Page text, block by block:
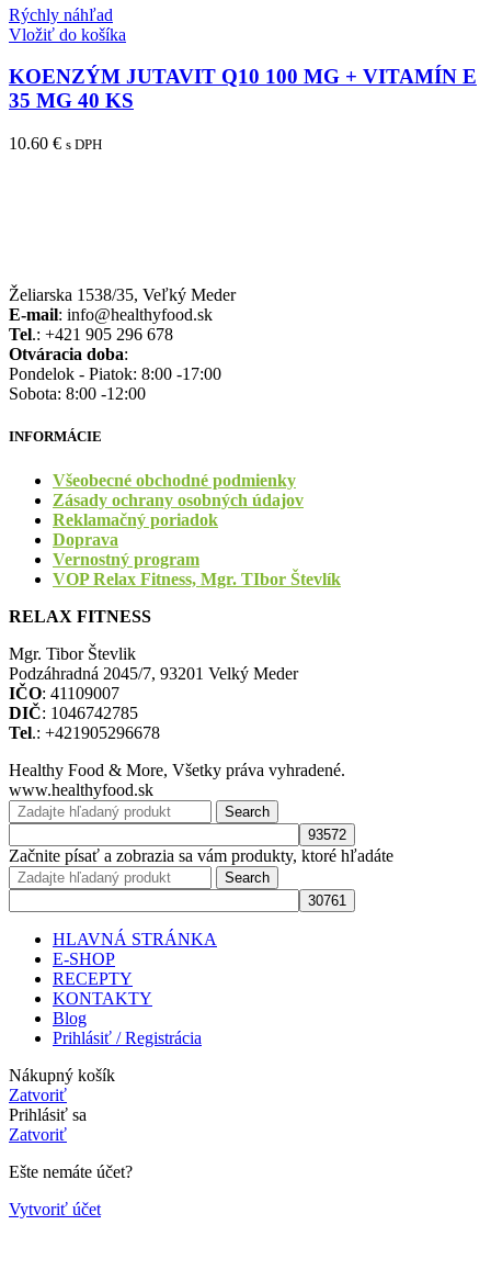
Rýchly náhľad
Vložiť do košíka
KOENZÝM JUTAVIT Q10 100 MG + VITAMÍN E
35 MG 40 KS
10.60 € s DPH
Želiarska 1538/35, Veľký Meder
E-mail: info@healthyfood.sk
Tel.: +421 905 296 678
Otváracia doba:
Pondelok - Piatok: 8:00 -17:00
Sobota: 8:00 -12:00
INFORMÁCIE
Všeobecné obchodné podmienky
Zásady ochrany osobných údajov
Reklamačný poriadok
Doprava
Vernostný program
VOP Relax Fitness, Mgr. TIbor Števlík
RELAX FITNESS
Mgr. Tibor Števlik
Podzáhradná 2045/7, 93201 Velký Meder
IČO: 41109007
DIČ: 1046742785
Tel.: +421905296678
Healthy Food & More, Všetky práva vyhradené.
www.healthyfood.sk
Search
Začnite písať a zobrazia sa vám produkty, ktoré hľadáte
Search
HLAVNÁ STRÁNKA
E-SHOP
RECEPTY
KONTAKTY
Blog
Prihlásiť / Registrácia
Nákupný košík
Zatvoriť
Prihlásiť sa
Zatvoriť
Ešte nemáte účet?
Vytvoriť účet